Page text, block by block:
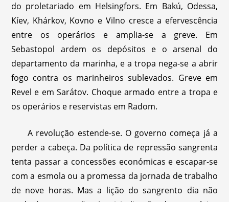
do proletariado em Helsingfors. Em Bakú, Odessa,
Kíev, Khárkov, Kovno e Vilno cresce a efervescência
entre os operários e amplia-se a greve. Em
Sebastopol ardem os depósitos e o arsenal do
departamento da marinha, e a tropa nega-se a abrir
fogo contra os marinheiros sublevados. Greve em
Revel e em Sarátov. Choque armado entre a tropa e
os operários e reservistas em Radom.
A revolução estende-se. O governo começa já a
perder a cabeça. Da política de repressão sangrenta
tenta passar a concessões económicas e escapar-se
com a esmola ou a promessa da jornada de trabalho
de nove horas. Mas a lição do sangrento dia não